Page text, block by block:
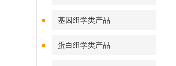
基因组学类产品
蛋白组学类产品